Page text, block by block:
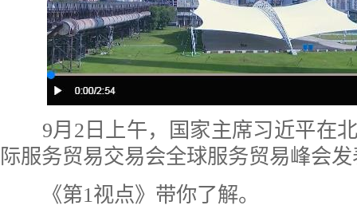
9月2日上午，国家主席习近平在北
际服务贸易交易会全球服务贸易峰会
《第1视点》带你了解。